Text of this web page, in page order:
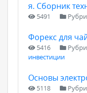
я. Сборник
5491
Форекс для
5416
инвестиции
Основы
5118